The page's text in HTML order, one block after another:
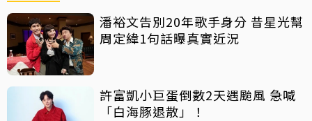
潘裕文告別20年歌手身分 昔星光幫
周定緯1句話曝真實近況
許富凱小巨蛋倒數2天遇颱風 急喊
「白海豚退散」！